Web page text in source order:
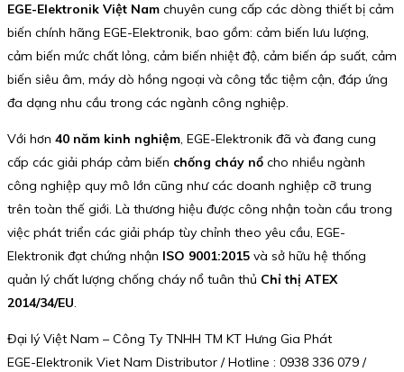
EGE-Elektronik Việt Nam chuyên cung cấp các dòng thiết bị cảm
biến chính hãng EGE-Elektronik, bao gồm: cảm biến lưu lượng,
cảm biến mức chất lỏng, cảm biến nhiệt độ, cảm biến áp suất, cảm
biến siêu âm, máy dò hồng ngoại và công tắc tiệm cận, đáp ứng
đa dạng nhu cầu trong các ngành công nghiệp.
Với hơn 40 năm kinh nghiệm, EGE-Elektronik đã và đang cung
cấp các giải pháp cảm biến chống cháy nổ cho nhiều ngành
công nghiệp quy mô lớn cũng như các doanh nghiệp cỡ trung
trên toàn thế giới. Là thương hiệu được công nhận toàn cầu trong
việc phát triển các giải pháp tùy chỉnh theo yêu cầu, EGE-
Elektronik đạt chứng nhận ISO 9001:2015 và sở hữu hệ thống
quản lý chất lượng chống cháy nổ tuân thủ Chỉ thị ATEX
2014/34/EU.
Đại lý Việt Nam – Công Ty TNHH TM KT Hưng Gia Phát
EGE-Elektronik Viet Nam Distributor / Hotline : 0938 336 079 /